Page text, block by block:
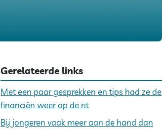
Gerelateerde links
Met een paar gesprekken en tips had ze de
financiën weer op de rit
Bij jongeren vaak meer aan de hand dan